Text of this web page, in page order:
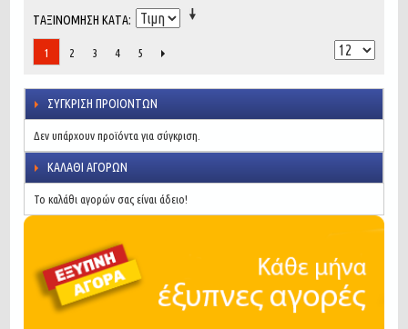
ΤΑΞΙΝΌΜΗΣΗ ΚΑΤΆ
1 2 3 4 5
ΣΎΓΚΡΙΣΗ ΠΡΟΙΌΝΤΩΝ
Δεν υπάρχουν προϊόντα για σύγκριση.
ΚΑΛΆΘΙ ΑΓΟΡΏΝ
Το καλάθι αγορών σας είναι άδειο!